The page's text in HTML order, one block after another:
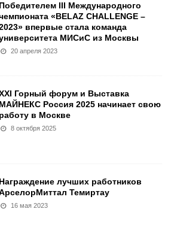
Победителем III Международного
«BELAZ CHALLENGE –
впервые стала команда
МИСиС из Москвы
20 апреля 2023
Горный форум и Выставка
МАЙНЕКС Россия 2025 начинает свою
работу в Москве
8 октября 2025
Награждение лучших работников
Темиртау
16 мая 2023